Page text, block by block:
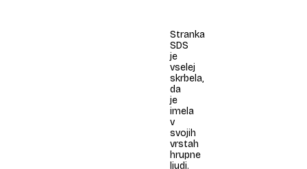
Stranka
SDS
je
vselej
skrbela,
da
je
imela
v
svojih
vrstah
hrupne
ljudi.